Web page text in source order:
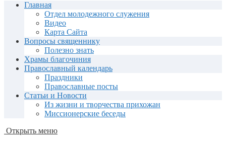
Главная
Отдел молодежного служения
Видео
Карта Сайта
Вопросы священнику
Полезно знать
Храмы благочиния
Православный календарь
Праздники
Православные посты
Статьи и Новости
Из жизни и творчества прихожан
Миссионерские беседы
Открыть меню